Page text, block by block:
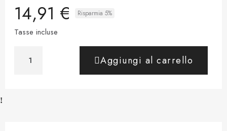
14,91 € Risparmia 5%
Tasse incluse
Aggiungi al carrello